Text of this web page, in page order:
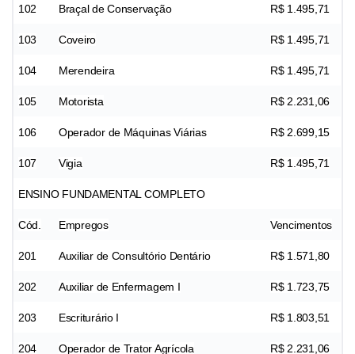
102 Braçal de Conservação R$ 1.495,71
103 Coveiro R$ 1.495,71
104 Merendeira R$ 1.495,71
105 Motorista R$ 2.231,06
106 Operador de Máquinas Viárias R$ 2.699,15
107 Vigia R$ 1.495,71
ENSINO FUNDAMENTAL COMPLETO
Cód. Empregos Vencimentos
201 Auxiliar de Consultório Dentário R$ 1.571,80
202 Auxiliar de Enfermagem I R$ 1.723,75
203 Escriturário I R$ 1.803,51
204 Operador de Trator Agrícola R$ 2.231,06